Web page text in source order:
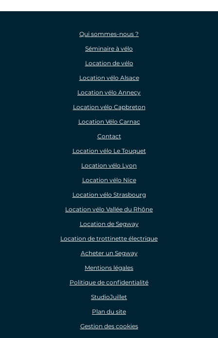
Qui sommes-nous ?
Séminaire à vélo
Location de vélo
Location vélo Alsace
Location vélo Annecy
Location vélo Capbreton
Location Vélo Carnac
Contact
Location vélo Le Touquet
Location vélo Lyon
Location vélo Nice
Location vélo Strasbourg
Location vélo Vallée du Rhône
Location de Segway
Location de trottinette électrique
Acheter un Segway
Mentions légales
Politique de confidentialité
StudioJuillet
Plan du site
Gestion des cookies